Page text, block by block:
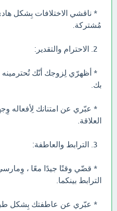
* ناقشي الاختلافات بِشكل
مُشتركة.
* أظهرّي لِزوجك أنّك
بك.
* عبّري عن امتنانك لِأفعاله
العلاقة.
* قضّي وقتًا جيدًا معًا ،
الترابط بينكما.
* عبّري عن عاطفتك بِشكل